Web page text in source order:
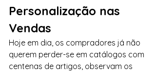
Personalização nas
Vendas
Hoje em dia, os compradores já não
querem perder-se em catálogos com
centenas de artigos, observam os